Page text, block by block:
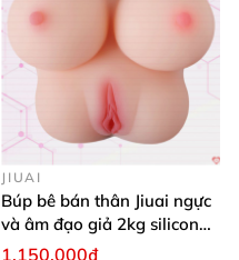
JIUAI
Búp bê bán thân Jiuai ngực
và âm đạo giả 2kg silicon
nguyên khối cao cấp
1.150.000₫